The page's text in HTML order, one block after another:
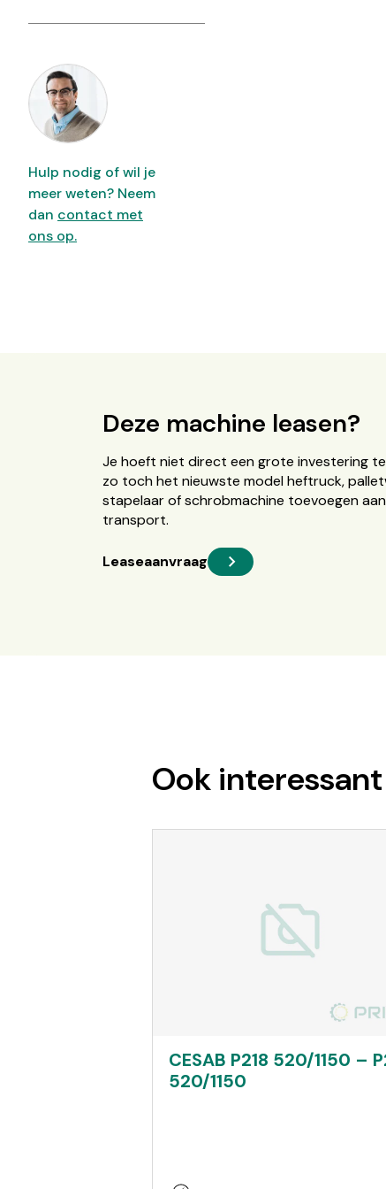
Hulp nodig of wil je
meer weten? Neem
dan contact met
ons op.
Deze machine leasen?
Je hoeft niet direct een grote investering
zo toch het nieuwste model heftruck,
stapelaar of schrobmachine toevoegen
transport.
Leaseaanvraag
Ook interessant
CESAB P218 520/1150 –
520/1150